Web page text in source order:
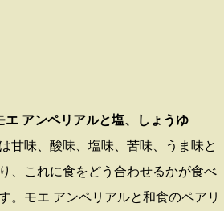
エ アンペリアルと塩、しょうゆ
甘味、酸味、塩味、苦味、うま味と
、これに食をどう合わせるかが食べ
。モエ アンペリアルと和食のペアリ